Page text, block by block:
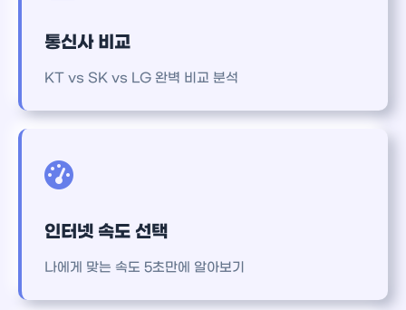
통신사 비교
KT vs SK vs LG 완벽 비교 분석
인터넷 속도 선택
나에게 맞는 속도 5초만에 알아보기